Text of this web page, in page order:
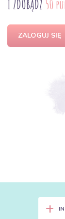
I ZDOBĄDŹ 50
ZALOGUJ SIĘ
+